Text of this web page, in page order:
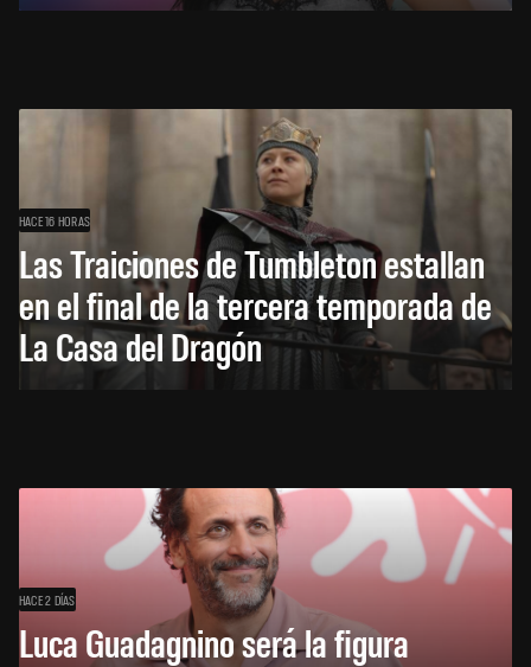
HACE 16 HORAS
Las Traiciones de Tumbleton estallan
en el final de la tercera temporada de
La Casa del Dragón
HACE 2 DÍAS
Luca Guadagnino será la figura